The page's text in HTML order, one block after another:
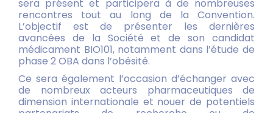
sera présent et participera à de nombreuses
rencontres tout au long de la Convention.
L’objectif est de présenter les dernières
avancées de la Société et de son candidat
médicament BIO101, notamment dans l’étude de
phase 2 OBA dans l’obésité.
Ce sera également l’occasion d’échanger avec
de nombreux acteurs pharmaceutiques de
dimension internationale et nouer de potentiels